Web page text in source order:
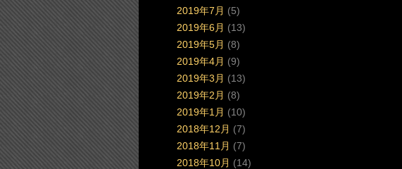
2019年7月 (5)
2019年6月 (13)
2019年5月 (8)
2019年4月 (9)
2019年3月 (13)
2019年2月 (8)
2019年1月 (10)
2018年12月 (7)
2018年11月 (7)
2018年10月 (14)